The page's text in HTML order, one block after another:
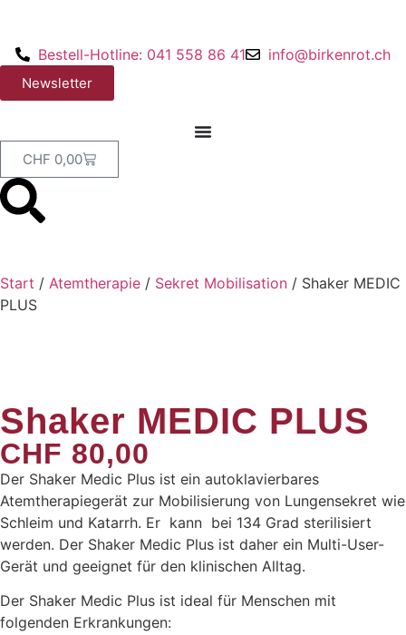
Bestell-Hotline: 041 558 86 41 info@birkenrot.ch
Newsletter
CHF 0,00
Start / Atemtherapie / Sekret Mobilisation / Shaker MEDIC
PLUS
Shaker MEDIC PLUS
CHF 80,00
Der Shaker Medic Plus ist ein autoklavierbares
Atemtherapiegerät zur Mobilisierung von Lungensekret wie
Schleim und Katarrh. Er kann bei 134 Grad sterilisiert
werden. Der Shaker Medic Plus ist daher ein Multi-User-
Gerät und geeignet für den klinischen Alltag.
Der Shaker Medic Plus ist ideal für Menschen mit
folgenden Erkrankungen: